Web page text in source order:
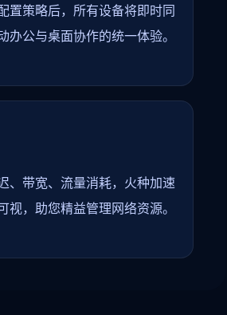
置策略后，所有设备将即时同
办公与桌面协作的统一体验。
、带宽、流量消耗，火种加速
视，助您精益管理网络资源。